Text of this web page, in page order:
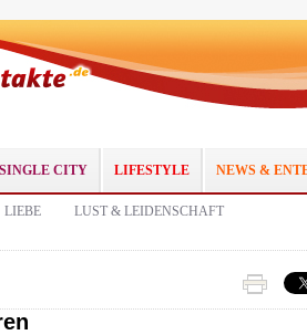
LIEBE LUST & LEIDENSCHAFT
SINGLE CITY LIFESTYLE NEWS &